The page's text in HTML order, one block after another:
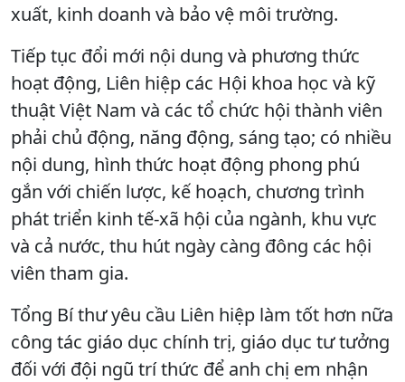
xuất, kinh doanh và bảo vệ môi trường.
Tiếp tục đổi mới nội dung và phương thức
hoạt động, Liên hiệp các Hội khoa học và kỹ
thuật Việt Nam và các tổ chức hội thành viên
phải chủ động, năng động, sáng tạo; có nhiều
nội dung, hình thức hoạt động phong phú
gắn với chiến lược, kế hoạch, chương trình
phát triển kinh tế-xã hội của ngành, khu vực
và cả nước, thu hút ngày càng đông các hội
viên tham gia.
Tổng Bí thư yêu cầu Liên hiệp làm tốt hơn nữa
công tác giáo dục chính trị, giáo dục tư tưởng
đối với đội ngũ trí thức để anh chị em nhận